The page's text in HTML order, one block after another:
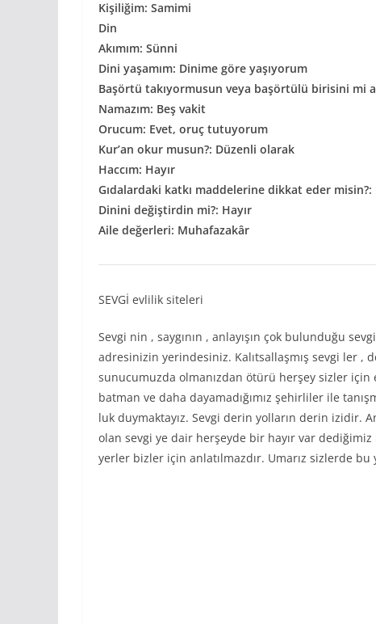
Kişiliğim: Samimi
Din
Akımım: Sünni
Dini yaşamım: Dinime göre yaşıyorum
Başörtü takıyormusun veya başörtülü birisini mi
Namazım: Beş vakit
Orucum: Evet, oruç tutuyorum
Kur’an okur musun?: Düzenli olarak
Haccım: Hayır
Gıdalardaki katkı maddelerine dikkat eder
Dinini değiştirdin mi?: Hayır
Aile değerleri: Muhafazakâr
SEVGİ evlilik siteleri
Sevgi nin , saygının , anlayışın çok bulunduğu
adresinizin yerindesiniz. Kalıtsallaşmış sevgi ler ,
sunucumuzda olmanızdan ötürü herşey sizler
batman ve daha dayamadığımız şehirliler ile
luk duymaktayız. Sevgi derin yolların derin izidir.
olan sevgi ye dair herşeyde bir hayır var
yerler bizler için anlatılmazdır. Umarız sizlerde